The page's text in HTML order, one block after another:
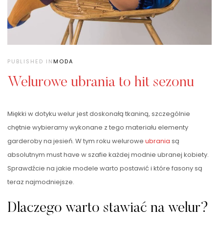
PUBLISHED INMODA
Welurowe ubrania to hit sezonu
Miękki w dotyku welur jest doskonałą tkaniną, szczególnie
chętnie wybieramy wykonane z tego materiału elementy
garderoby na jesień. W tym roku welurowe ubrania są
absolutnym must have w szafie każdej modnie ubranej kobiety.
Sprawdźcie na jakie modele warto postawić i które fasony są
teraz najmodniejsze.
Dlaczego warto stawiać na welur?